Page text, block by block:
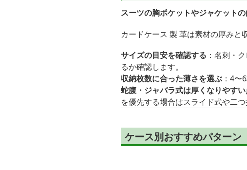
スーツの胸ポケットやジャケット
カードケース 製 革は素材の厚みと
サイズの目安を確認する ：名刺・
るか確認します。
収納枚数に合った薄さを選ぶ ：4〜
蛇腹・ジャバラ式は厚くなりやす
を優先する場合はスライド式や二つ
ケース別おすすめパターン